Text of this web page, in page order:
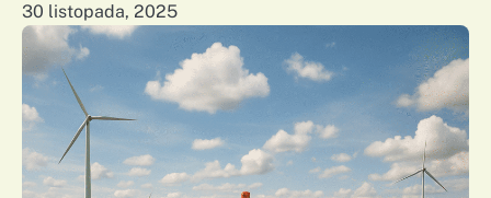
30 listopada, 2025